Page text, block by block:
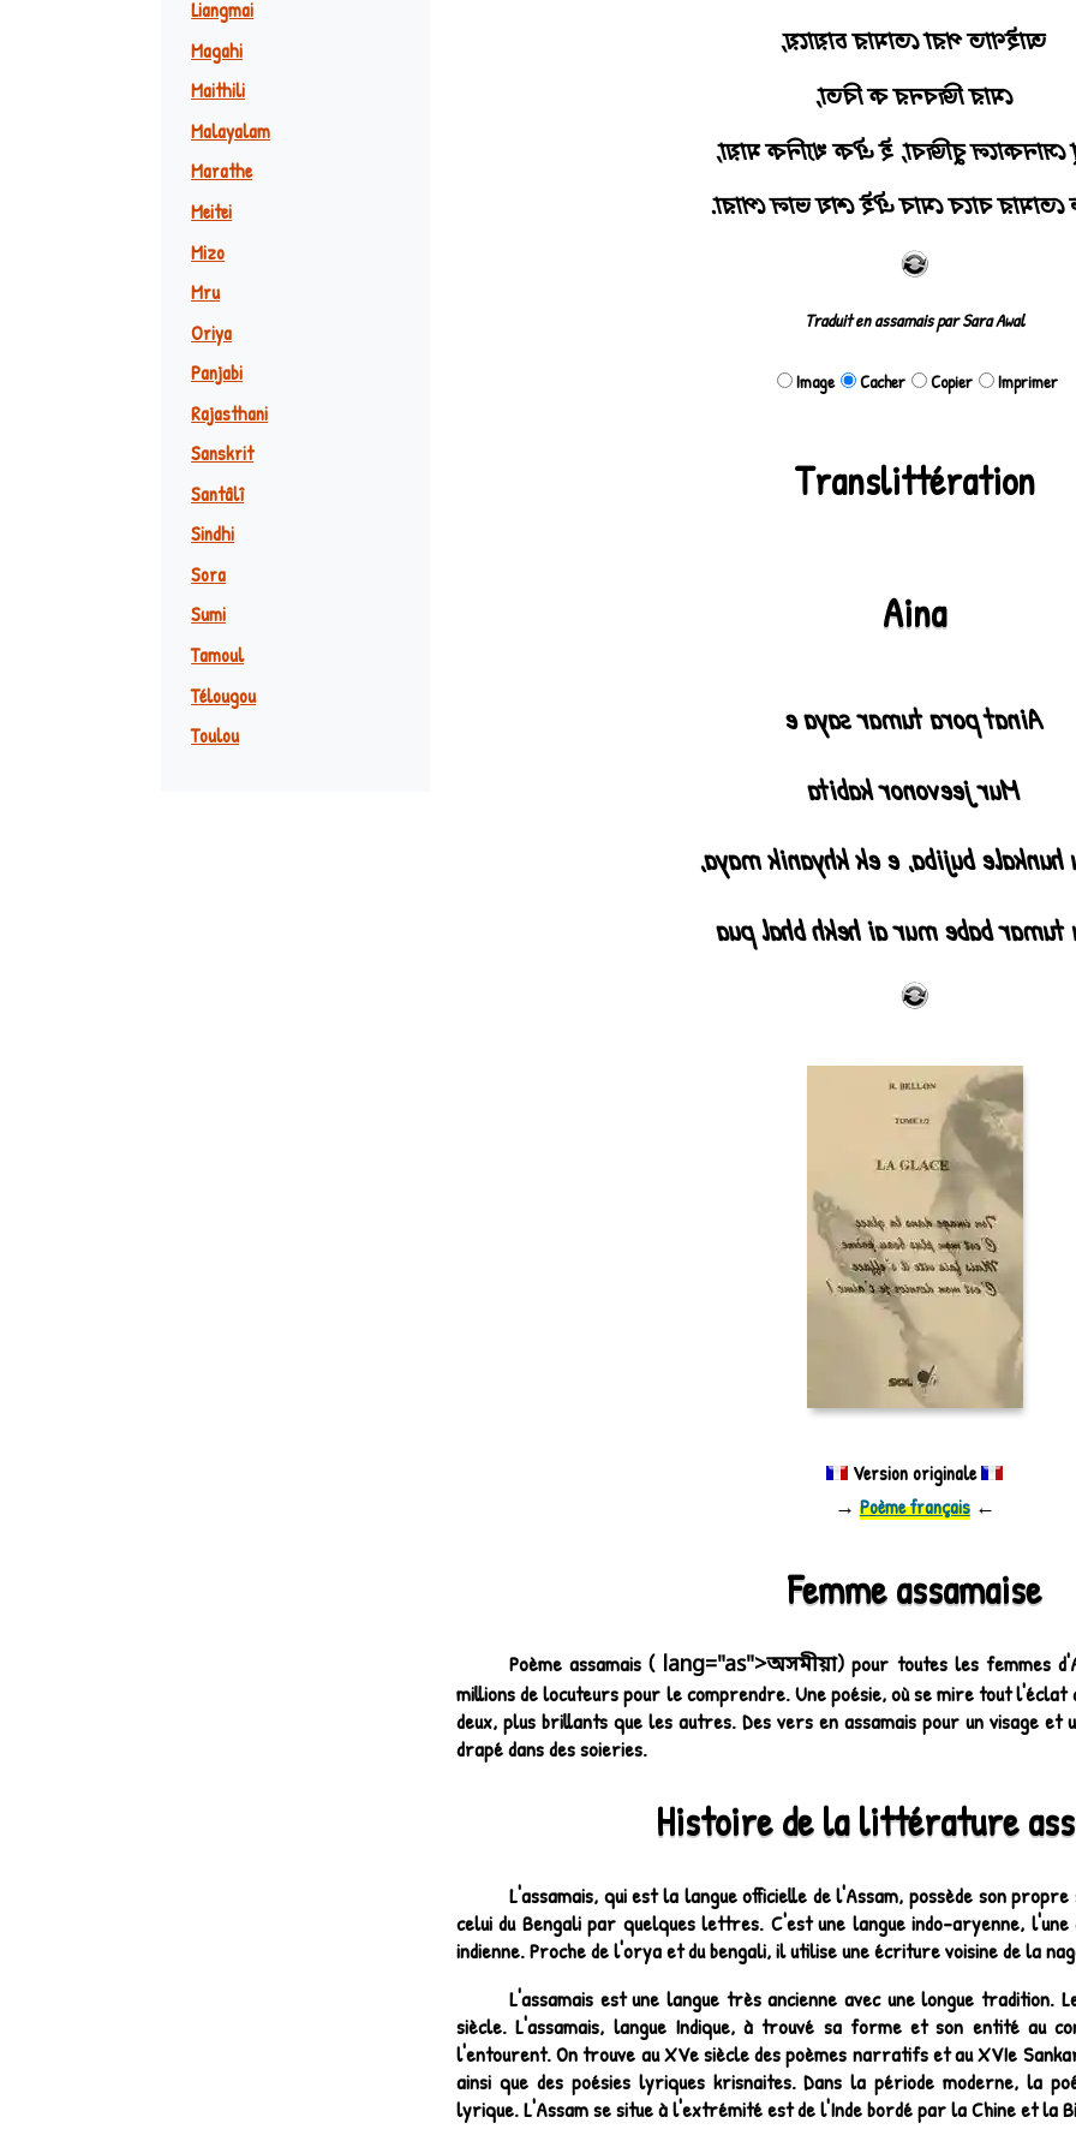
Liangmai
Magahi
Maithili
Malayalam
Marathe
Meitei
Mizo
Mru
Oriya
Panjabi
Rajasthani
Sanskrit
Santâlî
Sindhi
Sora
Sumi
Tamoul
Télougou
Toulou
আইণাত পরা তোমার চায়ায়ে,
মোর জিবনর ক বিতা,
কিণূ সোনকালে বুজিবা, ই ঐক খ্যনিক
আরু তোমার বাবে মোব ঐই শেয ভাল
Traduit en assamais par Sara Awal
Image Cacher Copier Imprimer
Translittération
Aina
Ainat pora tumar saya e
Mur jeevonor kabita
Kintu hunkale bujiba, e ek khyanik
Aru tumar babe mur ai hekh bhal
Version originale
→ Poème français←
Femme assamaise
Poème assamais (lang="as">অসমীয়া) pour toutes les femmes
millions de locuteurs pour le comprendre. Une poésie, où se mire tout l'éclat
deux, plus brillants que les autres. Des vers en assamais pour un visage
drapé dans des soieries.
Histoire de la littérature
L'assamais, qui est la langue officielle de l'Assam, possède son
celui du Bengali par quelques lettres. C'est une langue indo-aryenne,
indienne. Proche de l'orya et du bengali, il utilise une écriture voisine de la
L'assamais est une langue très ancienne avec une longue tradition.
siècle. L'assamais, langue Indique, à trouvé sa forme et son entité au
l'entourent. On trouve au XVe siècle des poèmes narratifs et au XVIe
ainsi que des poésies lyriques krisnaites. Dans la période moderne, la
lyrique. L'Assam se situe à l'extrémité est de l'Inde bordé par la Chine et la